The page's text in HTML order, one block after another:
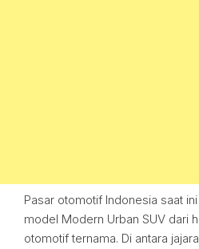
Pasar otomotif Indonesia saat
model Modern Urban SUV dari
otomotif ternama. Di antara